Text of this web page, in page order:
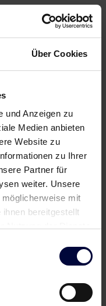
Über Cookies
und Anzeigen zu
Medien anbieten
Website zu
zu Ihrer
Partner für
weiter. Unsere
mit
bereitgestellt